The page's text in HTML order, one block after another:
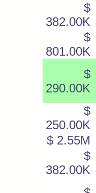
$
382.00K
$
801.00K
$
290.00K
$
250.00K
$ 2.55M
$
382.00K